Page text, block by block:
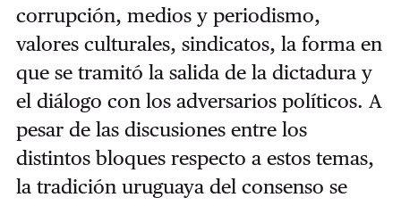
corrupción, medios y periodismo,
valores culturales, sindicatos, la forma en
que se tramitó la salida de la dictadura y
el diálogo con los adversarios políticos. A
pesar de las discusiones entre los
distintos bloques respecto a estos temas,
la tradición uruguaya del consenso se